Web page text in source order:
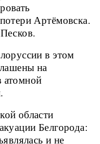
Артёмовска.
в этом
на
атомной
области
Белгорода:
и не